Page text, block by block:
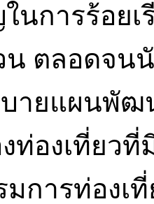
การร้อยเ
ตลอดจน
บายแผนพัฒ
ท่องเที่ยว
การท่องเ